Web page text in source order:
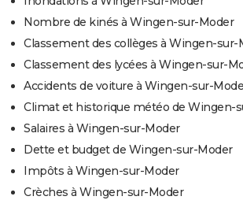
Nombre de kinés à Wingen-sur-Moder
Classement des collèges à Wingen-sur-
Classement des lycées à Wingen-sur-
Accidents de voiture à Wingen-sur-
Climat et historique météo de Wingen-
Salaires à Wingen-sur-Moder
Dette et budget de Wingen-sur-Moder
Impôts à Wingen-sur-Moder
Crèches à Wingen-sur-Moder